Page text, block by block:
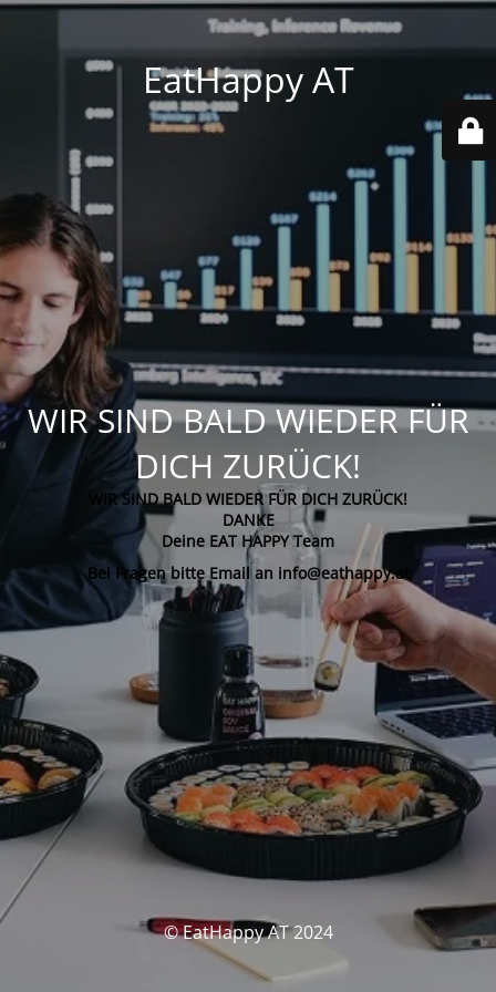
EatHappy AT
WIR SIND BALD WIEDER FÜR
DICH ZURÜCK!
WIR SIND BALD WIEDER FÜR DICH ZURÜCK!
DANKE
Deine EAT HAPPY Team
Bei Fragen bitte Email an info@eathappy.at
© EatHappy AT 2024